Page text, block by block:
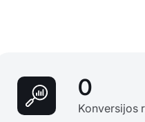
0
Konversijos